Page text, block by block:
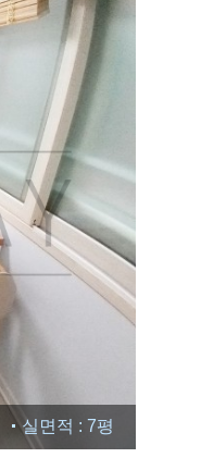
실면적 : 7평